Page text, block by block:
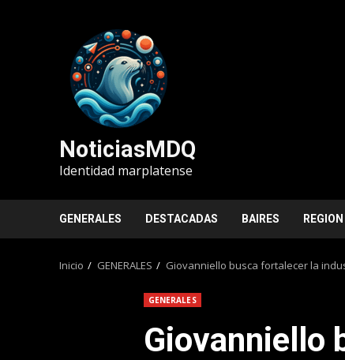
NoticiasMDQ
Identidad marplatense
GENERALES DESTACADAS BAIRES REGION
Inicio GENERALES Giovanniello busca fortalecer la
GENERALES
Giovanniello